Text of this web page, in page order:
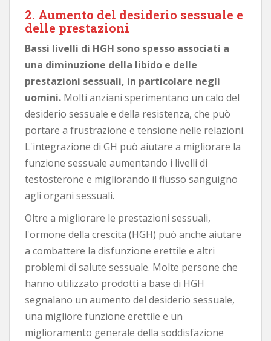
2. Aumento del desiderio sessuale e
delle prestazioni
Bassi livelli di HGH sono spesso associati a
una diminuzione della libido e delle
prestazioni sessuali, in particolare negli
uomini. Molti anziani sperimentano un calo del
desiderio sessuale e della resistenza, che può
portare a frustrazione e tensione nelle relazioni.
L'integrazione di GH può aiutare a migliorare la
funzione sessuale aumentando i livelli di
testosterone e migliorando il flusso sanguigno
agli organi sessuali.
Oltre a migliorare le prestazioni sessuali,
l'ormone della crescita (HGH) può anche aiutare
a combattere la disfunzione erettile e altri
problemi di salute sessuale. Molte persone che
hanno utilizzato prodotti a base di HGH
segnalano un aumento del desiderio sessuale,
una migliore funzione erettile e un
miglioramento generale della soddisfazione